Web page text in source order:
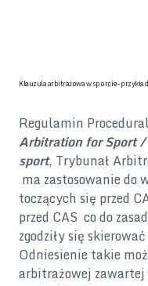
Klauzula arbitrażowa w sporcie –
Regulamin
Arbitration for Sport
sport, Trybunał
ma zastosowanie do
toczących się przed
przed CAS co do
zgodziły się
Odniesienie takie
arbitrażowej